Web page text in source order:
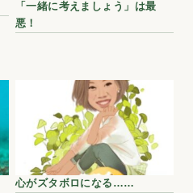
「一緒に考えましょう」は最
悪！
心がズタボロになる……